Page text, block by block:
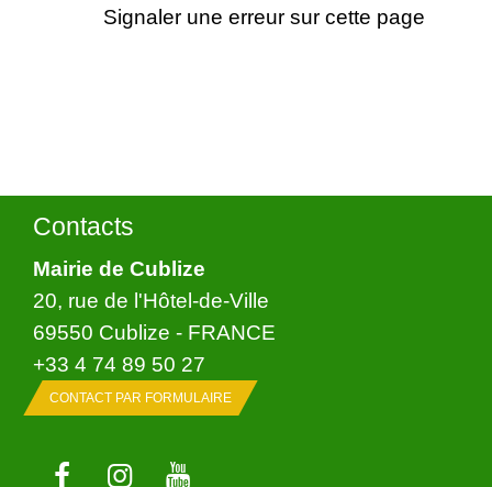
Signaler une erreur sur cette page
Contacts
Mairie de Cublize
20, rue de l'Hôtel-de-Ville
69550 Cublize - FRANCE
+33 4 74 89 50 27
CONTACT PAR FORMULAIRE